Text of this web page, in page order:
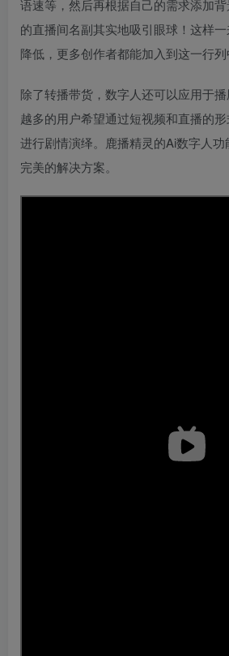
语速等，然后再根据自己的需求添加
的直播间名副其实地吸引眼球！这样
降低，更多创作者都能加入到这一行列
除了转播带货，数字人还可以应用于
越多的用户希望通过短视频和直播的
进行剧情演绎。鹿播精灵的Ai数字人
完美的解决方案。